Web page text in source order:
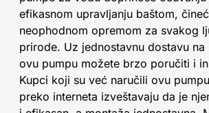
efikasnom upravljanju baštom,
neophodnom opremom za svakog
prirode. Uz jednostavnu dostavu na
ovu pumpu možete brzo poručiti i
Kupci koji su već naručili ovu
preko interneta izveštavaju da je